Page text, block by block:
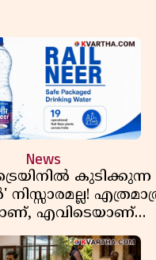
News
കുടിക്കുന്ന
എവിടെയാണ്
നിർമാണ